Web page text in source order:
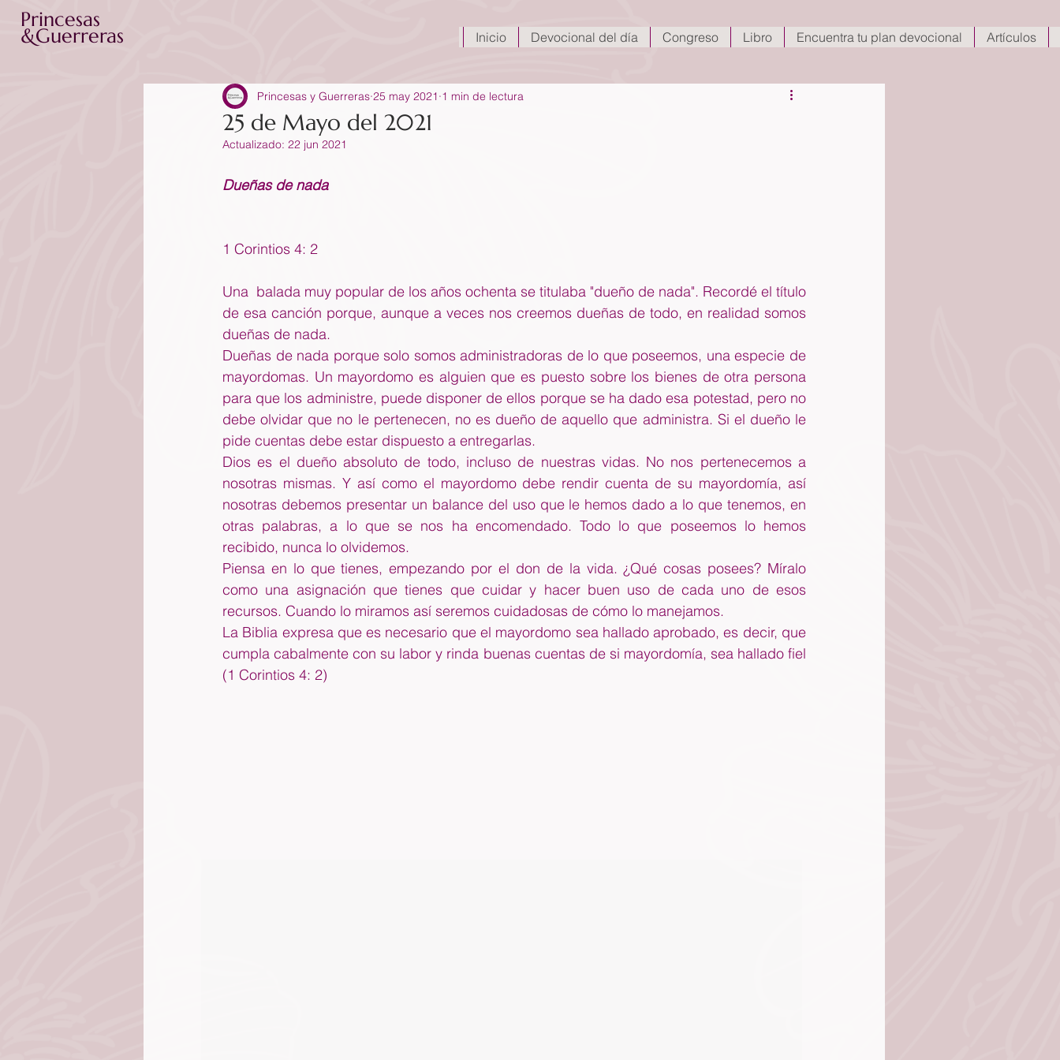
Princesas
&Guerreras Inicio Devocional del día Congreso Libro Encuentra tu plan devocional Artículos
25 de Mayo del 2021
Princesas y Guerreras 25 may 2021 1 min de lectura
Actualizado: 22 jun 2021
Dueñas de nada
1 Corintios 4: 2
Una  balada muy popular de los años ochenta se titulaba "dueño de nada". Recordé el título
de esa canción porque, aunque a veces nos creemos dueñas de todo, en realidad somos
dueñas de nada.
Dueñas de nada porque solo somos administradoras de lo que poseemos, una especie de
mayordomas. Un mayordomo es alguien que es puesto sobre los bienes de otra persona
para que los administre, puede disponer de ellos porque se ha dado esa potestad, pero no
debe olvidar que no le pertenecen, no es dueño de aquello que administra. Si el dueño le
pide cuentas debe estar dispuesto a entregarlas.
Dios es el dueño absoluto de todo, incluso de nuestras vidas. No nos pertenecemos a
nosotras mismas. Y así como el mayordomo debe rendir cuenta de su mayordomía, así
nosotras debemos presentar un balance del uso que le hemos dado a lo que tenemos, en
otras palabras, a lo que se nos ha encomendado. Todo lo que poseemos lo hemos
recibido, nunca lo olvidemos.
Piensa en lo que tienes, empezando por el don de la vida. ¿Qué cosas posees? Míralo
como una asignación que tienes que cuidar y hacer buen uso de cada uno de esos
recursos. Cuando lo miramos así seremos cuidadosas de cómo lo manejamos.
La Biblia expresa que es necesario que el mayordomo sea hallado aprobado, es decir, que
cumpla cabalmente con su labor y rinda buenas cuentas de si mayordomía, sea hallado fiel
(1 Corintios 4: 2)